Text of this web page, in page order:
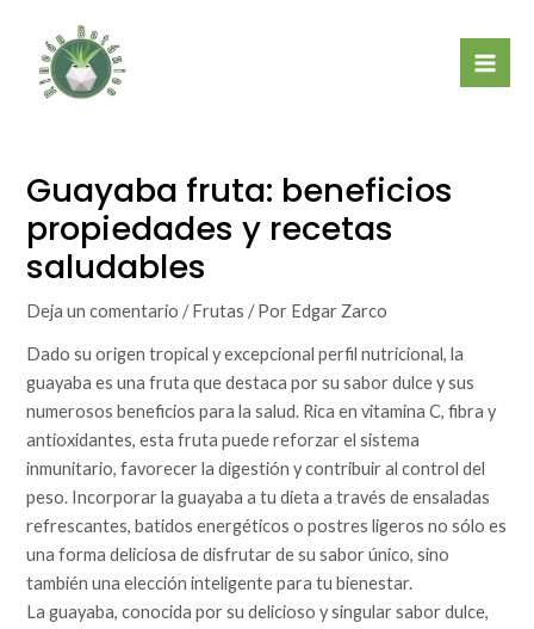
contenido
Guayaba fruta: beneficios
propiedades y recetas
saludables
Deja un comentario /Frutas / Por Edgar Zarco
Dado su origen tropical y excepcional perfil nutricional, la
guayaba es una fruta que destaca por su sabor dulce y sus
numerosos beneficios para la salud. Rica en vitamina C, fibra y
antioxidantes, esta fruta puede reforzar el sistema
inmunitario, favorecer la digestión y contribuir al control del
peso. Incorporar la guayaba a tu dieta a través de ensaladas
refrescantes, batidos energéticos o postres ligeros no sólo es
una forma deliciosa de disfrutar de su sabor único, sino
también una elección inteligente para tu bienestar.
La guayaba, conocida por su delicioso y singular sabor dulce,